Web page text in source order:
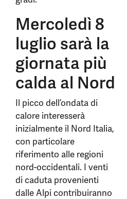
Mercoledì 8
luglio sarà la
giornata più
calda al Nord
Il picco dell’ondata di
calore interesserà
inizialmente il Nord Italia,
con particolare
riferimento alle regioni
nord-occidentali. I venti
di caduta provenienti
dalle Alpi contribuiranno